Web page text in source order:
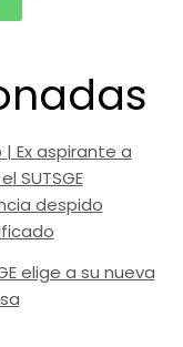
| Ex aspirante a
SUTSGE
despido
elige a su nueva